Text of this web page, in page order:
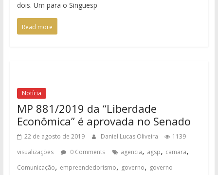
dois. Um para o Singuesp
Read more
Notícia
MP 881/2019 da “Liberdade
Econômica” é aprovada no Senado
22 de agosto de 2019 Daniel Lucas Oliveira
1139
visualizações
0 Comments agencia, agsp, camara,
Comunicação, empreendedorismo, governo, governo